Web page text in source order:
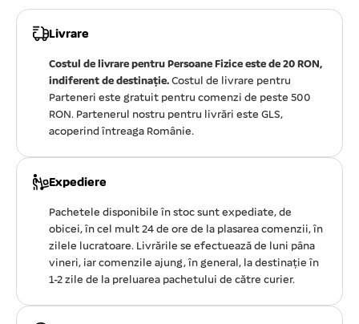
Livrare
Costul de livrare pentru Persoane Fizice este de 20 RON,
indiferent de destinație. Costul de livrare pentru
Parteneri este gratuit pentru comenzi de peste 500
RON. Partenerul nostru pentru livrări este GLS,
acoperind întreaga Românie.
Expediere
Pachetele disponibile în stoc sunt expediate, de
obicei, în cel mult 24 de ore de la plasarea comenzii, în
zilele lucratoare. Livrările se efectuează de luni pâna
vineri, iar comenzile ajung, în general, la destinație în
1-2 zile de la preluarea pachetului de către curier.